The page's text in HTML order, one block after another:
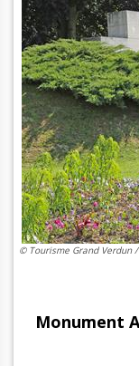
© Tourisme Grand Verdun /
Monument